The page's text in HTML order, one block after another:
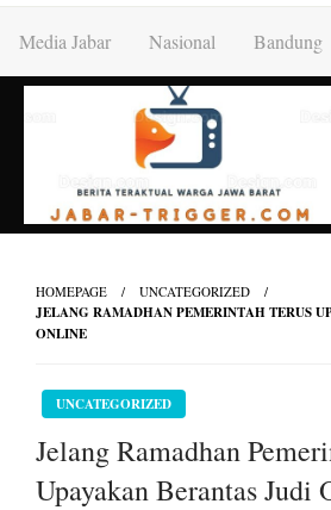
content
Media Jabar Nasional Bandung
HOMEPAGE UNCATEGORIZED
JELANG RAMADHAN PEMERINTAH TERUS
ONLINE
UNCATEGORIZED
Jelang Ramadhan
Upayakan Berantas Judi